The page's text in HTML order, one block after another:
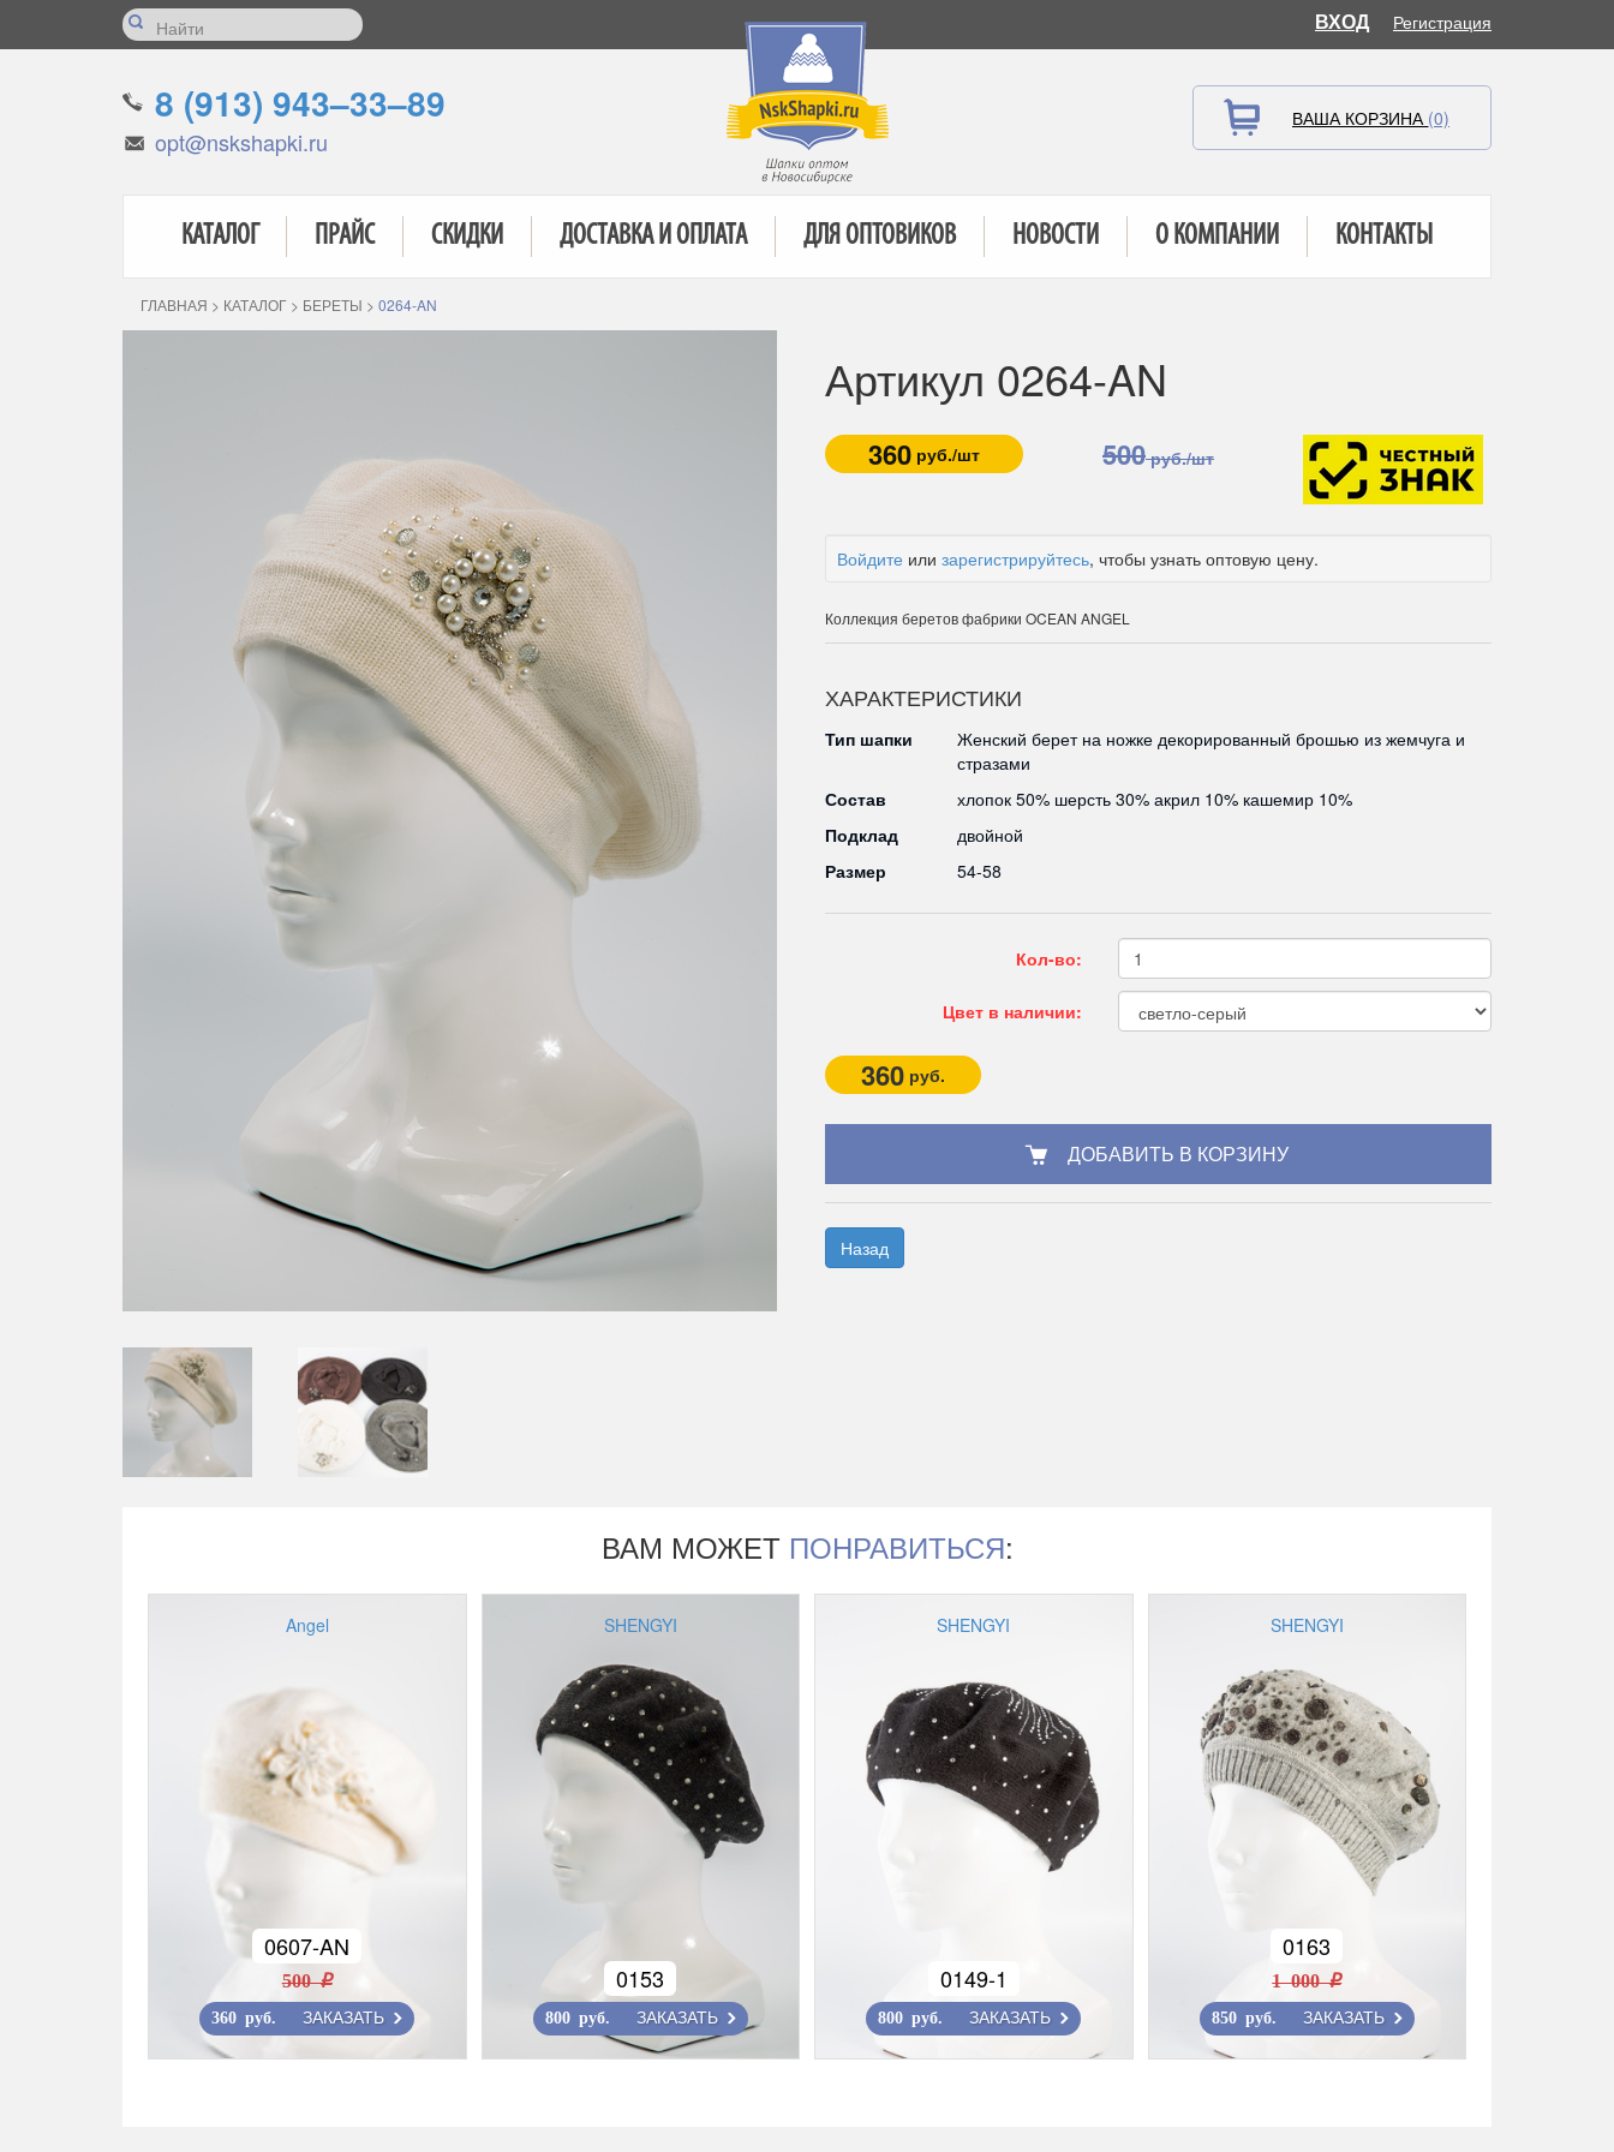
ВХОД Регистрация
8 (913) 943–33–89
opt@nskshapki.ru
ВАША КОРЗИНА (0)
КАТАЛОГ ПРАЙС СКИДКИ ДОСТАВКА И ОПЛАТА ДЛЯ ОПТОВИКОВ НОВОСТИ О КОМПАНИИ КОНТАКТЫ
ГЛАВНАЯ > КАТАЛОГ > БЕРЕТЫ > 0264-AN
Артикул 0264-AN
360 руб./шт 500руб./шт
Войдите или зарегистрируйтесь, чтобы узнать оптовую цену.
Коллекция беретов фабрики OCEAN ANGEL
ХАРАКТЕРИСТИКИ
Тип шапки
Женский берет на ножке декорированный брошью из жемчуга и
стразами
Состав
хлопок 50% шерсть 30% акрил 10% кашемир 10%
Подклад
двойной
Размер
54-58
Кол-во:
Цвет в наличии:
360 руб.
Назад
ВАМ МОЖЕТ ПОНРАВИТЬСЯ:
Angel
0607-AN
500 r
360 руб. ЗАКАЗАТЬ
SHENGYI
0153
800 руб. ЗАКАЗАТЬ
SHENGYI
0149-1
800 руб. ЗАКАЗАТЬ
SHENGYI
0163
1 000 r
850 руб. ЗАКАЗАТЬ